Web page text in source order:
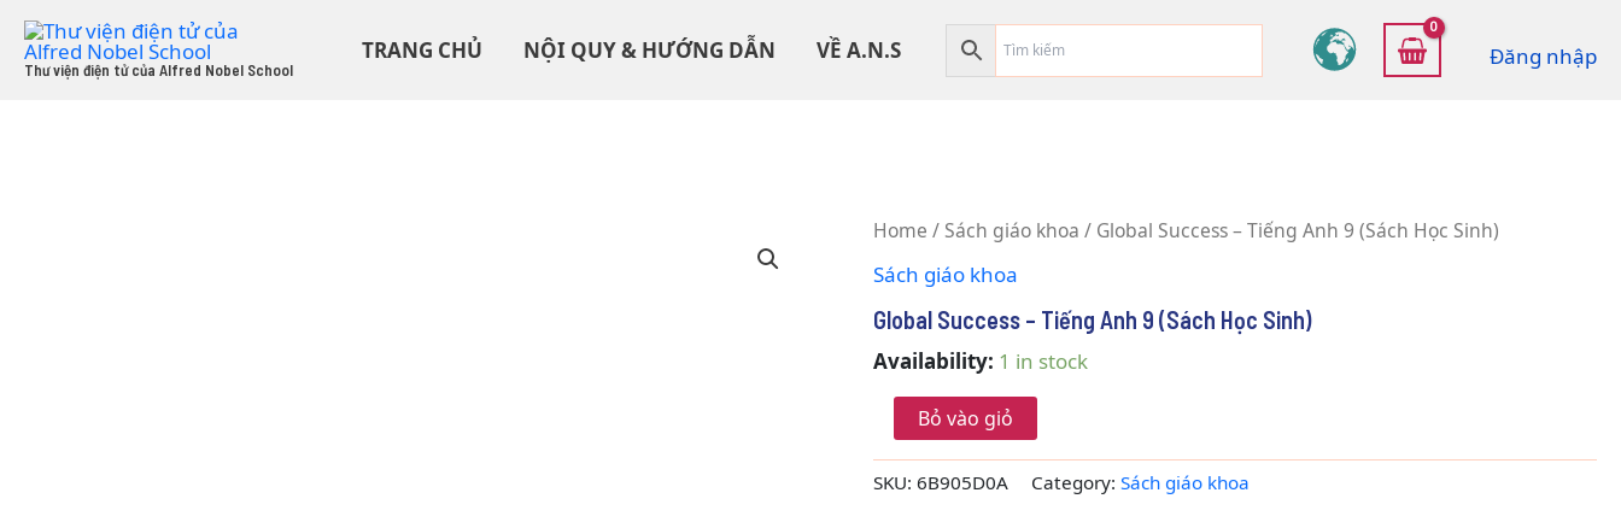
Skip
content
Thư viện điện tử của Alfred Nobel School
TRANG CHỦ NỘI QUY & HƯỚNG DẪN VỀ A.N.S Đăng nhập
Home /Sách giáo khoa / Global Success – Tiếng Anh 9 (Sách Học Sinh)
Sách giáo khoa
Global Success – Tiếng Anh 9 (Sách Học Sinh)
Availability: 1 in stock
Global
-
Anh
9
(Sách
Học
quantity
Bỏ vào giỏ
SKU:6B905D0A Category:Sách giáo khoa